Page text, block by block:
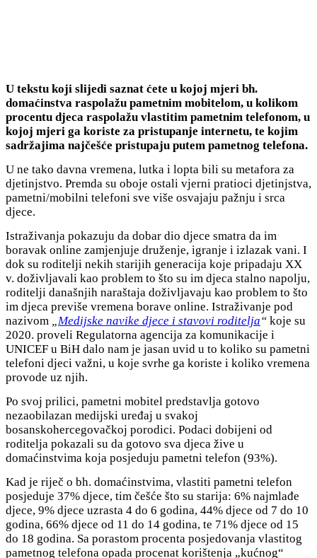
U tekstu koji slijedi saznat ćete u kojoj mjeri bh.
domaćinstva raspolažu pametnim mobitelom, u kolikom
procentu djeca raspolažu vlastitim pametnim telefonom, u
kojoj mjeri ga koriste za pristupanje internetu, te kojim
sadržajima najčešće pristupaju putem pametnog telefona.
U ne tako davna vremena, lutka i lopta bili su metafora za
djetinjstvo. Premda su oboje ostali vjerni pratioci djetinjstva,
pametni/mobilni telefoni sve više osvajaju pažnju i srca
djece.
Istraživanja pokazuju da dobar dio djece smatra da im
boravak online zamjenjuje druženje, igranje i izlazak vani. I
dok su roditelji nekih starijih generacija koje pripadaju XX
v. doživljavali kao problem to što su im djeca stalno napolju,
roditelji današnjih naraštaja doživljavaju kao problem to što
im djeca previše vremena borave online. Istraživanje pod
nazivom
Medijske navike djece i stavovi roditelja“ koje su
2020. proveli Regulatorna agencija za komunikacije i
UNICEF u BiH dalo nam je jasan uvid u to koliko su pametni
telefoni djeci važni, u koje svrhe ga koriste i koliko vremena
provode uz njih.
Po svoj prilici, pametni mobitel predstavlja gotovo
nezaobilazan medijski uređaj u svakoj
bosanskohercegovačkoj porodici. Podaci dobijeni od
roditelja pokazali su da gotovo sva djeca žive u
domaćinstvima koja posjeduju pametni telefon (93%).
Kad je riječ o bh. domaćinstvima, vlastiti pametni telefon
posjeduje 37% djece, tim češće što su starija: 6% najmlađe
djece, 9% djece uzrasta 4 do 6 godina, 44% djece od 7 do 10
godina, 66% djece od 11 do 14 godina, te 71% djece od 15
do 18 godina. Sa porastom procenta posjedovanja vlastitog
pametnog telefona opada procenat korištenja „kućnog“